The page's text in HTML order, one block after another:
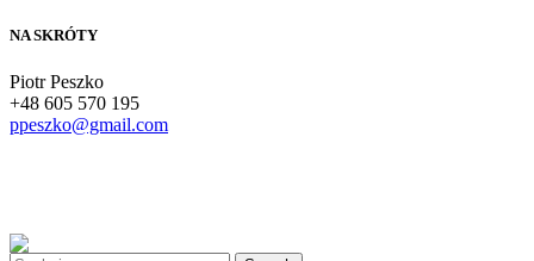
NA SKRÓTY
Piotr Peszko
+48 605 570 195
ppeszko@gmail.com